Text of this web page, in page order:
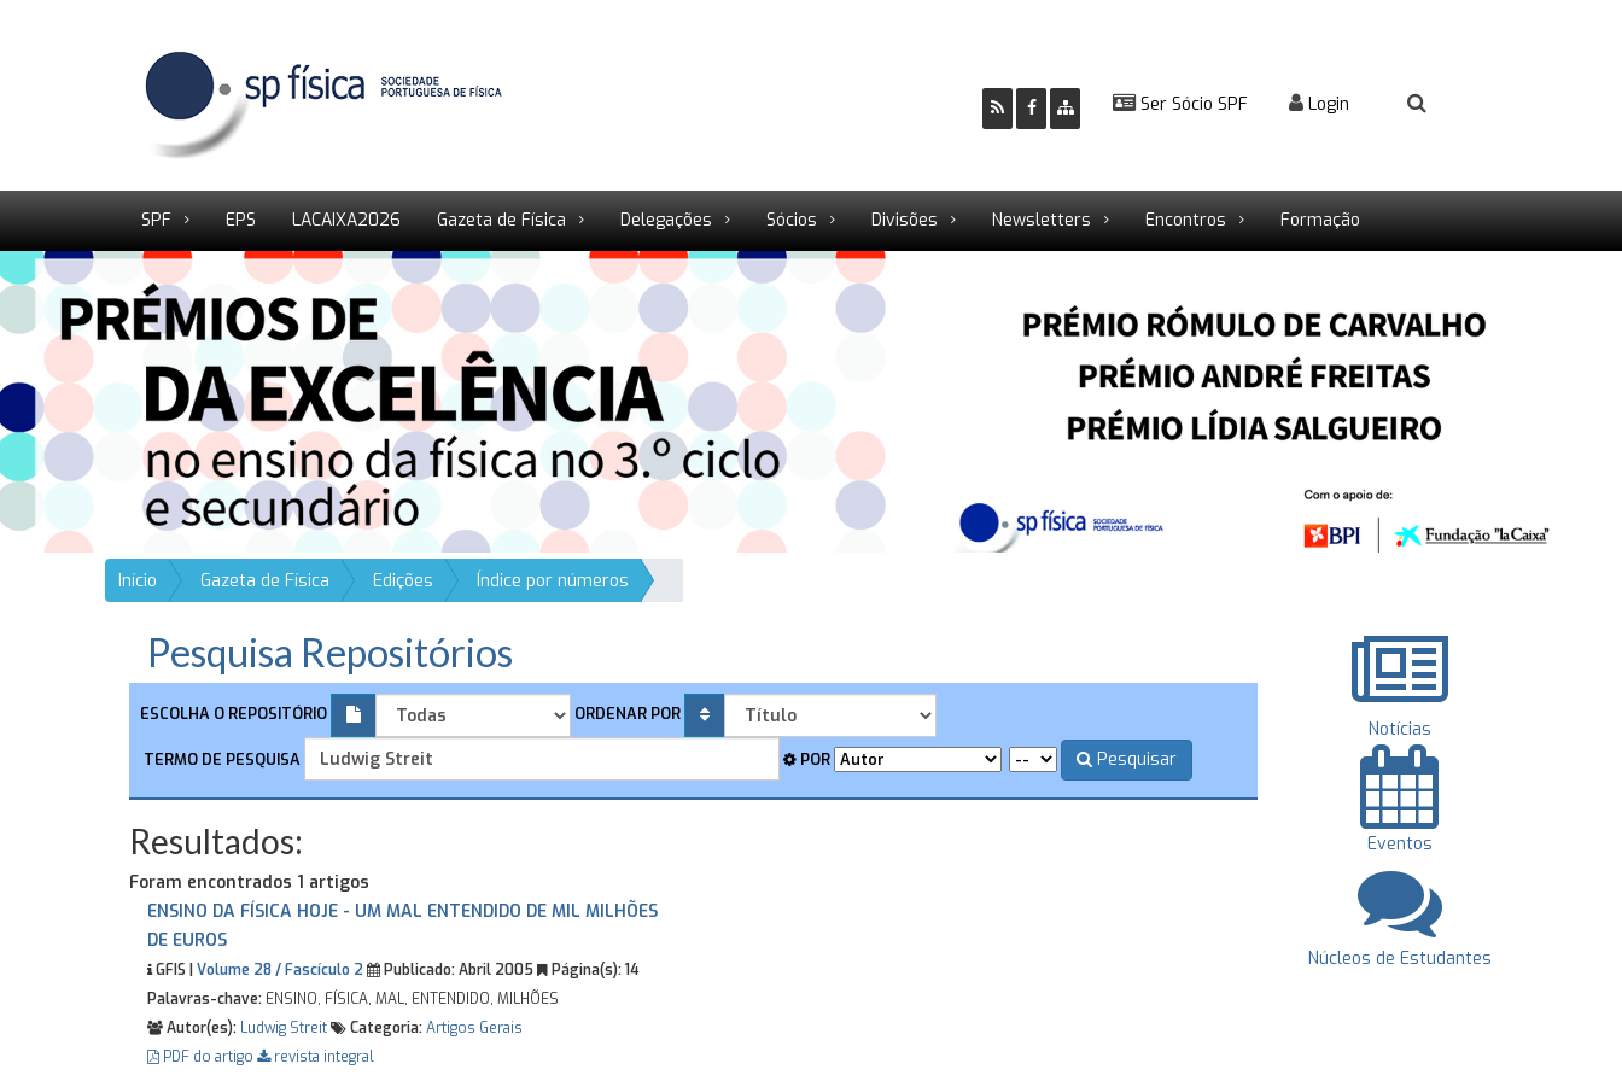
Ser Sócio SPF Login
SPF EPS LACAIXA2026 Gazeta de Física Delegações Sócios Divisões Newsletters Encontros Formação
Início Gazeta de Física Edições Índice por números
Pesquisa Repositórios
ESCOLHA O REPOSITÓRIO ORDENAR POR
TERMO DE PESQUISA POR Pesquisar
Resultados:
Foram encontrados 1 artigos
ENSINO DA FÍSICA HOJE - UM MAL ENTENDIDO DE MIL MILHÕES
DE EUROS
GFIS | Volume 28 / Fascículo 2 Publicado:Abril 2005 Página(s):14
Palavras-chave: ENSINO, FÍSICA, MAL, ENTENDIDO, MILHÕES
Autor(es): Ludwig Streit Categoria:Artigos Gerais
PDF do artigo
revista integral
Notícias
Eventos
Núcleos de Estudantes